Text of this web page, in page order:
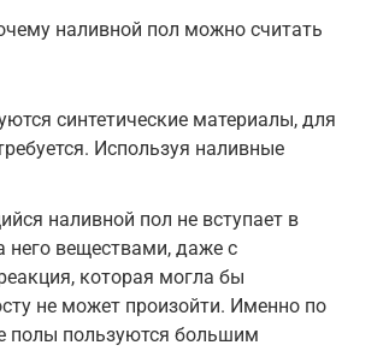
наливной пол можно считать
синтетические материалы, для
Используя наливные
наливной пол не вступает в
веществами, даже с
которая могла бы
не может произойти. Именно по
полы пользуются большим